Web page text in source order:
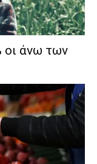
οι άνω των